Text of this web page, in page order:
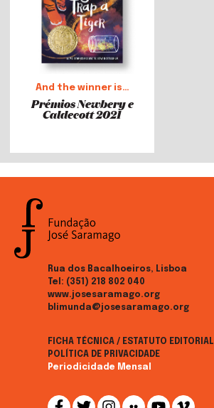
And the winner is…
Prémios Newbery e
Caldecott 2021
Rua dos Bacalhoeiros, Lisboa
Tel: (351) 218 802 040
www.josesaramago.org
blimunda@josesaramago.org
FICHA TÉCNICA / ESTATUTO EDITORIAL
POLÍTICA DE PRIVACIDADE
Periodicidade Mensal